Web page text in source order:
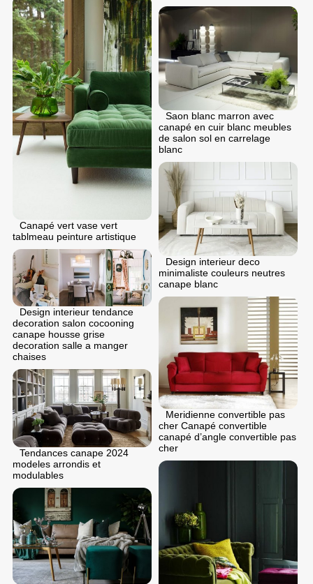
Canapé vert vase vert
tablmeau peinture artistique
Saon blanc marron avec
canapé en cuir blanc meubles
de salon sol en carrelage
blanc
Design interieur deco
minimaliste couleurs neutres
canape blanc
Design interieur tendance
decoration salon cocooning
canape housse grise
decoration salle a manger
chaises
Meridienne convertible pas
cher Canapé convertible
canapé d’angle convertible pas
cher
Tendances canape 2024
modeles arrondis et
modulables